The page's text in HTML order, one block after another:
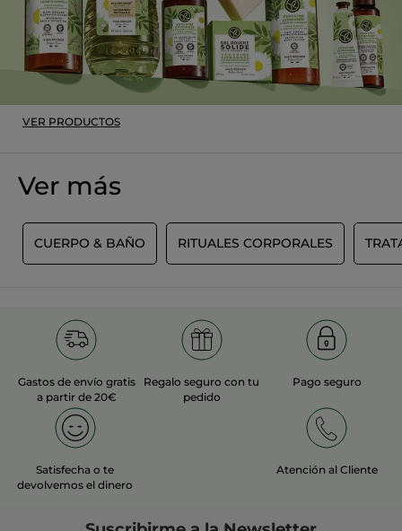
VER PRODUCTOS
Ver más
CUERPO & BAÑO RITUALES CORPORALES
Gastos de envío gratis
a partir de 20€
Regalo seguro con tu
pedido
Pago seguro
Satisfecha o te
devolvemos el dinero
Atención al Cliente